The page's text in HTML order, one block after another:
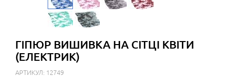
ГІПЮР ВИШИВКА НА СІТЦІ КВІТИ
(ЕЛЕКТРИК)
АРТИКУЛ: 12749